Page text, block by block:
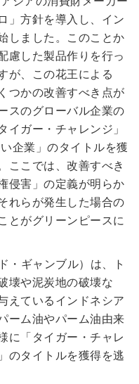
」方針を導入し、イン
しました。このことか
慮した製品作りを行っ
が、この花王による
つかの改善すべき点が
スのグローバル企業の
ガー・チャレンジ」
企業」のタイトルを獲
ここでは、改善すべき
侵害」の定義が明らか
れらが発生した場合の
とがグリーンピースに
・ギャンブル）は、ト
壊や泥炭地の破壊な
えているインドネシア
ーム油やパーム油由来
に「タイガー・チャレ
のタイトルを獲得を逃